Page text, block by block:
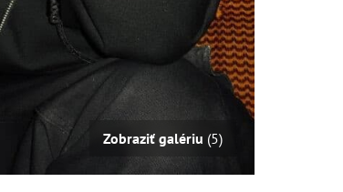
Zobraziť galériu (5)